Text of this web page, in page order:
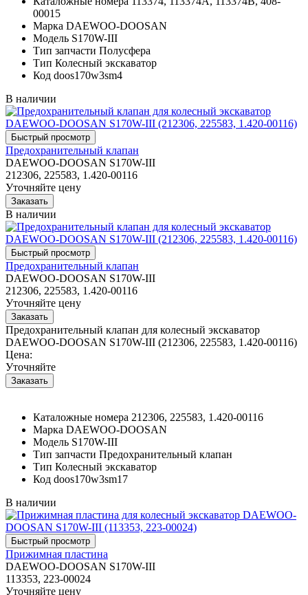
00015
Марка DAEWOO-DOOSAN
Модель S170W-III
Тип запчасти Полусфера
Тип Колесный экскаватор
Код doos170w3sm4
В наличии
Предохранительный клапан
DAEWOO-DOOSAN S170W-III
212306, 225583, 1.420-00116
Уточняйте цену
В наличии
Предохранительный клапан
DAEWOO-DOOSAN S170W-III
212306, 225583, 1.420-00116
Уточняйте цену
Предохранительный клапан для колесный экскаватор
DAEWOO-DOOSAN S170W-III (212306, 225583, 1.420-00116)
Цена:
Уточняйте
Каталожные номера 212306, 225583, 1.420-00116
Марка DAEWOO-DOOSAN
Модель S170W-III
Тип запчасти Предохранительный клапан
Тип Колесный экскаватор
Код doos170w3sm17
В наличии
Прижимная пластина
DAEWOO-DOOSAN S170W-III
113353, 223-00024
Уточняйте цену